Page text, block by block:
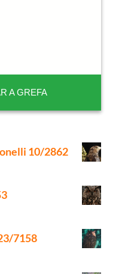
A GREFA
10/2862
7158